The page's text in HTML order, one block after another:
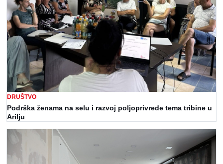
DRUŠTVO
Podrška ženama na selu i razvoj poljoprivrede tema tribine u
Arilju